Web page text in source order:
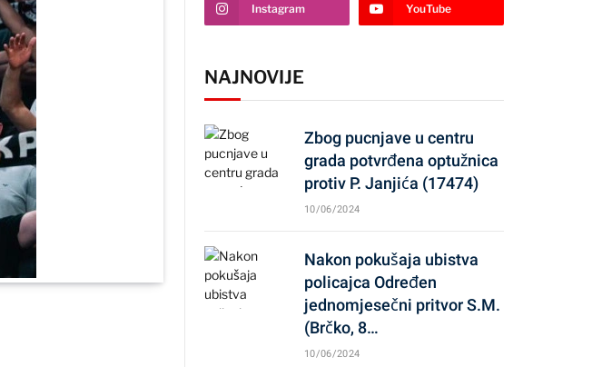
Instagram YouTube
NAJNOVIJE
Zbog pucnjave u centru
grada potvrđena optužnica
protiv P. Janjića (17474)
10/06/2024
Nakon pokušaja ubistva
policajca Određen
jednomjesečni pritvor S.M.
(Brčko, 8…
10/06/2024